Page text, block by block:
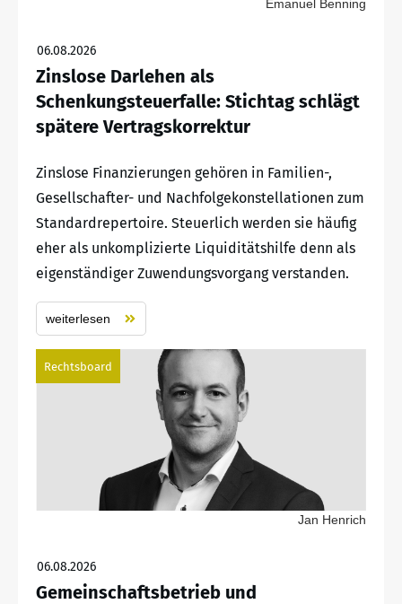
Emanuel Benning
06.08.2026
Zinslose Darlehen als
Schenkungsteuerfalle: Stichtag schlägt
spätere Vertragskorrektur
Zinslose Finanzierungen gehören in Familien-,
Gesellschafter- und Nachfolgekonstellationen zum
Standardrepertoire. Steuerlich werden sie häufig
eher als unkomplizierte Liquiditätshilfe denn als
eigenständiger Zuwendungsvorgang verstanden.
weiterlesen
Rechtsboard
Jan Henrich
06.08.2026
Gemeinschaftsbetrieb und